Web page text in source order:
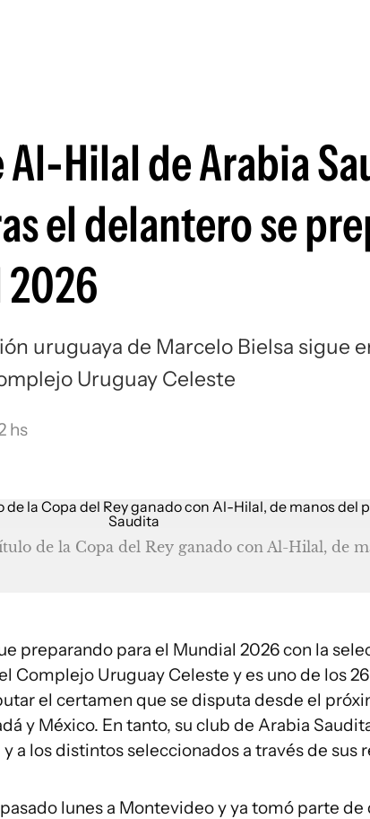
Al-Hilal de Arabia
el delantero se
uruguaya de Marcelo Bielsa sigue
Uruguay Celeste
hs
de la Copa del Rey ganado con Al-Hilal, de
preparando para el Mundial 2026 con la
Complejo Uruguay Celeste y es uno de los
el certamen que se disputa desde el
y México. En tanto, su club de Arabia
a los distintos seleccionados a través de sus
lunes a Montevideo y ya tomó parte